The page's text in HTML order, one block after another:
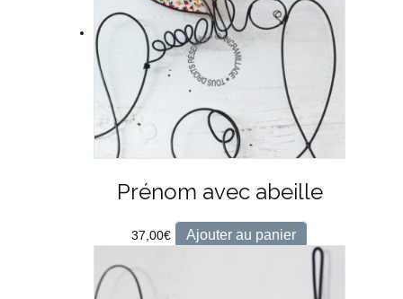
Prénom avec abeille
37,00€ Ajouter au panier